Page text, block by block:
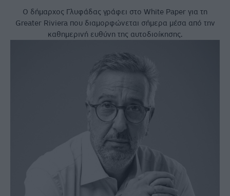
Ο δήμαρχος Γλυφάδας γράφει στο White Paper για τη
Greater Riviera που διαμορφώνεται σήμερα μέσα από την
καθημερινή ευθύνη της αυτοδιοίκησης.